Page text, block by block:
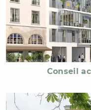
Conseil